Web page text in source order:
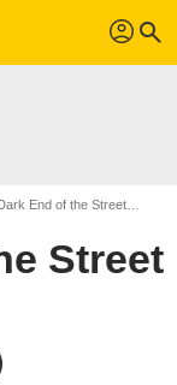
profil search
End of the Street
Street